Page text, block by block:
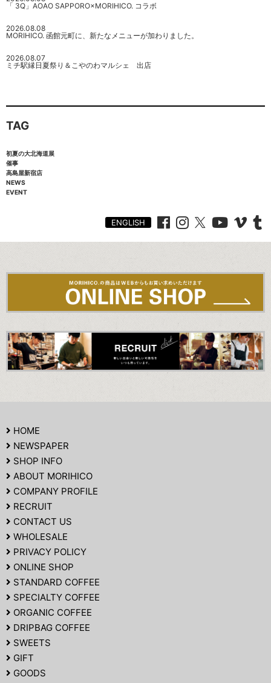
「 3Q」AOAO SAPPORO×MORIHICO. コラボ
2026.08.08
MORIHICO. 函館元町に、新たなメニューが加わりました。
2026.08.07
ミチ駅縁日夏祭り＆こやのわマルシェ 出店
TAG
初夏の大北海道展
催事
高島屋新宿店
NEWS
EVENT
ENGLISH
HOME
NEWSPAPER
SHOP INFO
ABOUT MORIHICO
COMPANY PROFILE
RECRUIT
CONTACT US
WHOLESALE
PRIVACY POLICY
ONLINE SHOP
STANDARD COFFEE
SPECIALTY COFFEE
ORGANIC COFFEE
DRIPBAG COFFEE
SWEETS
GIFT
GOODS